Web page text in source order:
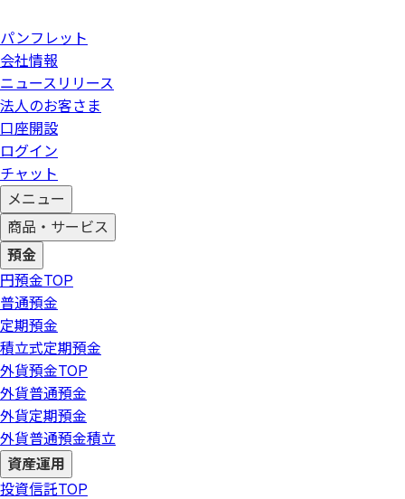
パンフレット
会社情報
ニュースリリース
法人のお客さま
口座開設
ログイン
チャット
メニュー
商品・サービス
預金
円預金TOP
普通預金
定期預金
積立式定期預金
外貨預金TOP
外貨普通預金
外貨定期預金
外貨普通預金積立
資産運用
投資信託TOP